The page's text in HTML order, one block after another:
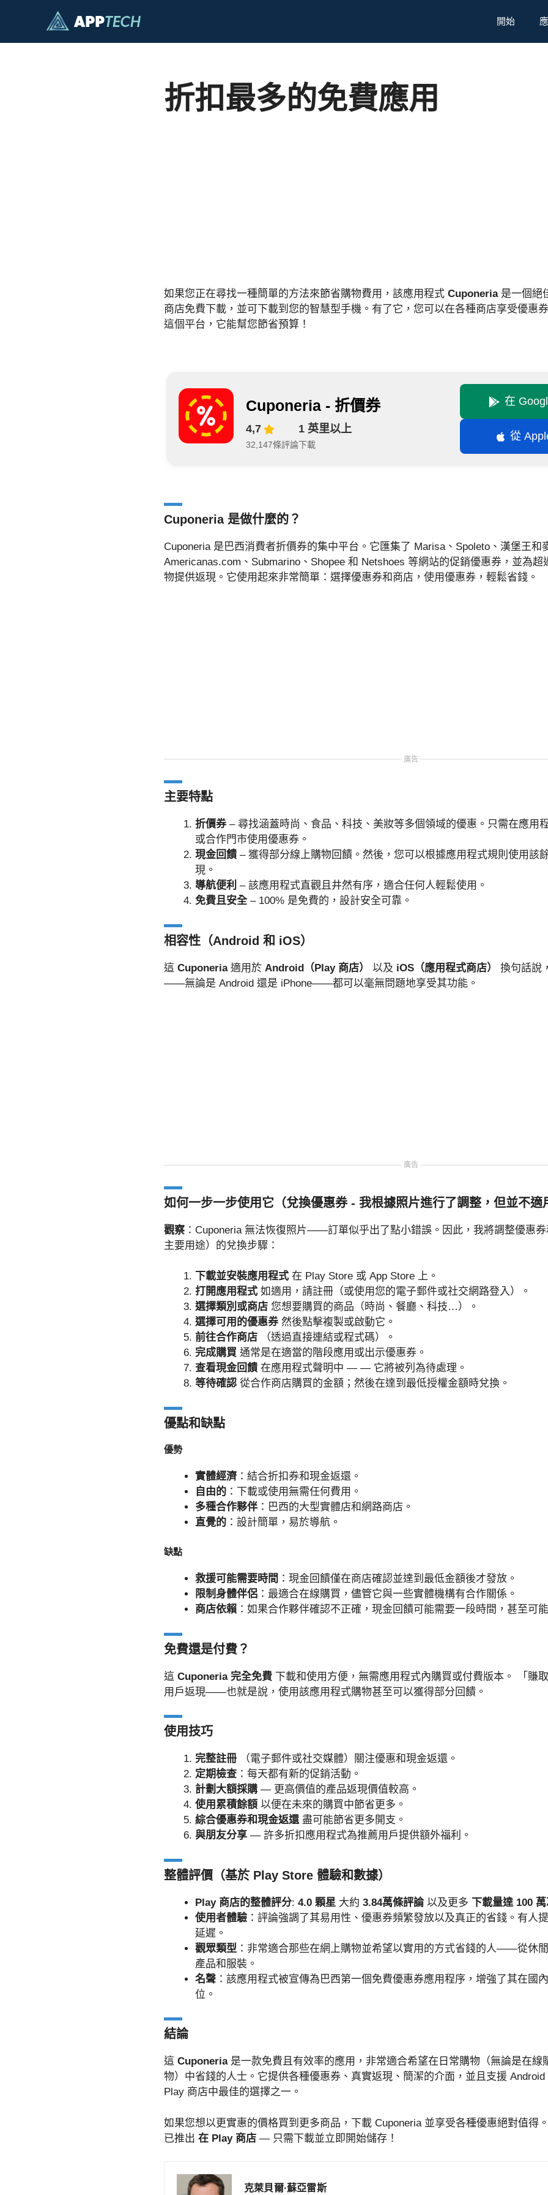
開始
折扣最多的免費應用
如果您正在尋找一種簡單的方法來節省購物費用，該應用程式 Cuponeria是一個絕
商店免費下載，並可下載到您的智慧型手機。有了它，您可以在各種商店享受優惠
這個平台，它能幫您節省預算！
Cuponeria - 折價券
4,7
32,147條評論
1 英里以上
下載
在
從
Cuponeria 是做什麼的？
Cuponeria 是巴西消費者折價券的集中平台。它匯集了 Marisa、Spoleto、漢堡王和
Americanas.com、Submarino、Shopee 和 Netshoes 等網站的促銷優惠券，並為超
物提供返現。它使用起來非常簡單：選擇優惠券和商店，使用優惠券，輕鬆省錢。
廣告
主要特點
折價券– 尋找涵蓋時尚、食品、科技、美妝等多個領域的優惠。只需在應用
或合作門市使用優惠券。
現金回饋 – 獲得部分線上購物回饋。然後，您可以根據應用程式規則使用該
現。
導航便利 – 該應用程式直觀且井然有序，適合任何人輕鬆使用。
免費且安全 – 100% 是免費的，設計安全可靠。
相容性（Android 和 iOS）
這 Cuponeria適用於 Android（Play 商店） 以及 iOS（應用程式商店）
換句話說
——無論是 Android 還是 iPhone——都可以毫無問題地享受其功能。
廣告
如何一步一步使用它（兌換優惠券 - 我根據照片進行了調整，但並不適
觀察：Cuponeria 無法恢復照片——訂單似乎出了點小錯誤。因此，我將調整優惠
主要用途）的兌換步驟：
下載並安裝應用程式 在 Play Store 或 App Store 上。
打開應用程式 如適用，請註冊（或使用您的電子郵件或社交網路登入）。
選擇類別或商店 您想要購買的商品（時尚、餐廳、科技…）。
選擇可用的優惠券然後點擊複製或啟動它。
前往合作商店 （透過直接連結或程式碼）。
完成購買 通常是在適當的階段應用或出示優惠券。
查看現金回饋 在應用程式聲明中 — — 它將被列為待處理。
等待確認 從合作商店購買的金額；然後在達到最低授權金額時兌換。
優點和缺點
優勢
實體經濟 ：結合折扣券和現金返還。
自由的 ：下載或使用無需任何費用。
多種合作夥伴 ：巴西的大型實體店和網路商店。
直覺的 ：設計簡單，易於導航。
缺點
救援可能需要時間 ：現金回饋僅在商店確認並達到最低金額後才發放。
限制身體伴侶 ：最適合在線購買，儘管它與一些實體機構有合作關係。
商店依賴 ：如果合作夥伴確認不正確，現金回饋可能需要一段時間，甚至可
免費還是付費？
這 Cuponeria 完全免費 下載和使用方便，無需應用程式內購買或付費版本。 「賺
用戶返現——也就是說，使用該應用程式購物甚至可以獲得部分回饋。
使用技巧
完整註冊 （電子郵件或社交媒體）關注優惠和現金返還。
定期檢查 ：每天都有新的促銷活動。
計劃大額採購 — 更高價值的產品返現價值較高。
使用累積餘額 以便在未來的購買中節省更多。
綜合優惠券和現金返還盡可能節省更多開支。
與朋友分享 — 許多折扣應用程式為推薦用戶提供額外福利。
整體評價（基於 Play Store 體驗和數據）
Play 商店的整體評分: 4.0 顆星 大約 3.84萬條評論以及更多 下載量達 100
使用者體驗 ：評論強調了其易用性、優惠券頻繁發放以及真正的省錢。有人
延遲。
觀眾類型 ：非常適合那些在網上購物並希望以實用的方式省錢的人——從休
產品和服裝。
名聲 ：該應用程式被宣傳為巴西第一個免費優惠券應用程序，增強了其在國
位。
結論
這 Cuponeria是一款免費且有效率的應用，非常適合希望在日常購物（無論是在線
物）中省錢的人士。它提供各種優惠券、真實返現、簡潔的介面，並且支援
Play 商店中最佳的選擇之一。
如果您想以更實惠的價格買到更多商品，下載 Cuponeria 並享受各種優惠絕對值得
已推出 在 Play 商店 — 只需下載並立即開始儲存！
克萊貝爾·蘇亞雷斯